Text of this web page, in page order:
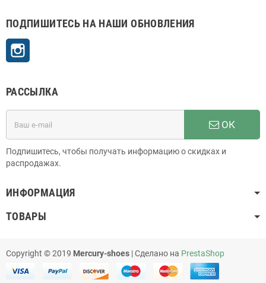
ПОДПИШИТЕСЬ НА НАШИ ОБНОВЛЕНИЯ
РАССЫЛКА
ОК
Подпишитесь, чтобы получать информацию о скидках и
распродажах.
ИНФОРМАЦИЯ
ТОВАРЫ
Copyright © 2019 Mercury-shoes | Сделано на PrestaShop